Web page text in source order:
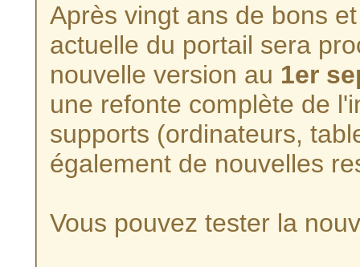
Après vingt ans de bons
actuelle du portail sera
nouvelle version au 1er
une refonte complète de
supports (ordinateurs,
également de nouvelles
Vous pouvez tester la